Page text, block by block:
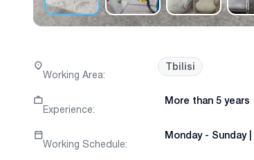
Working Area:
Tbilisi
Experience:
More than 5 years
Working Schedule:
Monday- Sunday|